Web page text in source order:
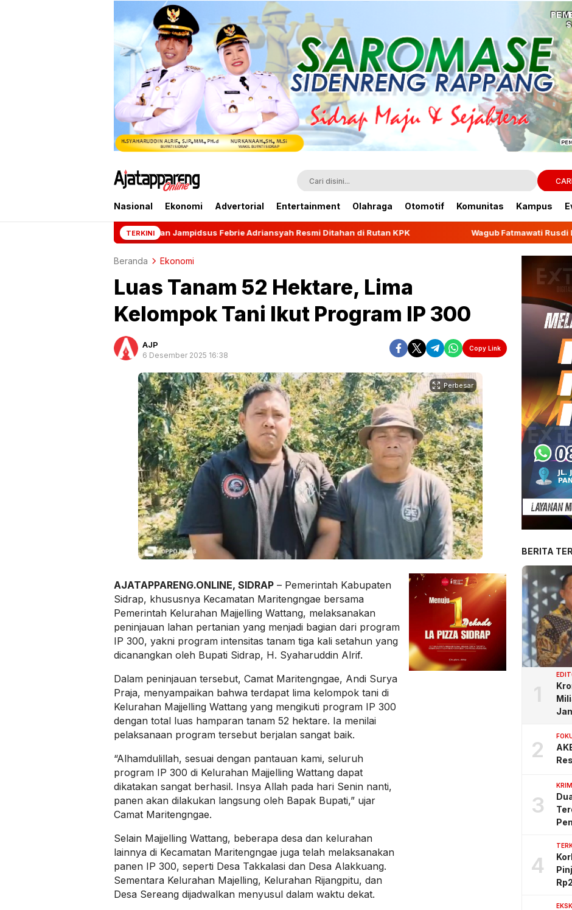
CARI
Nasional Ekonomi Advertorial Entertainment Olahraga Otomotif Komunitas Kampus
TERKINI
Mantan Jampidsus Febrie Adriansyah Resmi Ditahan di Rutan KPK Wagub Fatmawati Rusdi Lepas Ekspor 10,2
Beranda Ekonomi
Luas Tanam 52 Hektare, Lima
Kelompok Tani Ikut Program IP 300
AJP
6 Desember 2025 16:38
Copy Link
Perbesar
AJATAPPARENG.ONLINE, SIDRAP – Pemerintah Kabupaten
Sidrap, khususnya Kecamatan Maritengngae bersama
Pemerintah Kelurahan Majjelling Wattang, melaksanakan
peninjauan lahan pertanian yang menjadi bagian dari program
IP 300, yakni program intensitas tanam tiga kali setahun yang
dicanangkan oleh Bupati Sidrap, H. Syaharuddin Alrif.
Dalam peninjauan tersebut, Camat Maritengngae, Andi Surya
Praja, menyampaikan bahwa terdapat lima kelompok tani di
Kelurahan Majjelling Wattang yang mengikuti program IP 300
dengan total luas hamparan tanam 52 hektare. Ia menilai
pelaksanaan program tersebut berjalan sangat baik.
“Alhamdulillah, sesuai dengan pantauan kami, seluruh
program IP 300 di Kelurahan Majjelling Wattang dapat
dikatakan sangat berhasil. Insya Allah pada hari Senin nanti,
panen akan dilakukan langsung oleh Bapak Bupati,” ujar
Camat Maritengngae.
Selain Majjelling Wattang, beberapa desa dan kelurahan
lainnya di Kecamatan Maritengngae juga telah melaksanakan
panen IP 300, seperti Desa Takkalasi dan Desa Alakkuang.
Sementara Kelurahan Majelling, Kelurahan Rijangpitu, dan
Desa Sereang dijadwalkan menyusul dalam waktu dekat.
BERITA
1
2
3
4